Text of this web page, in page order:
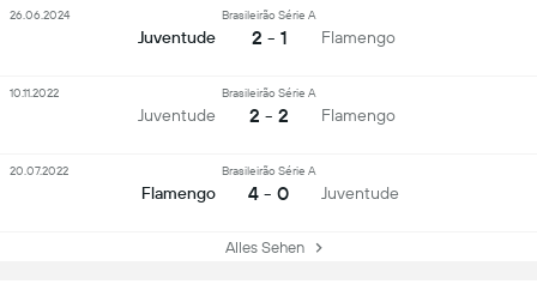
Juventude
Brasileirão Série A
2 - 1 Flamengo
26.06.2024
Juventude
Brasileirão Série A
2 - 2 Flamengo
10.11.2022
Flamengo
Brasileirão Série A
4 - 0 Juventude
20.07.2022
Alles Sehen